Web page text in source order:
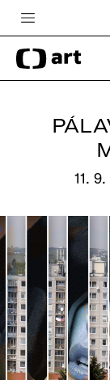
Česká televize
Zpravodajství
TV program
Vše o ČT
11.